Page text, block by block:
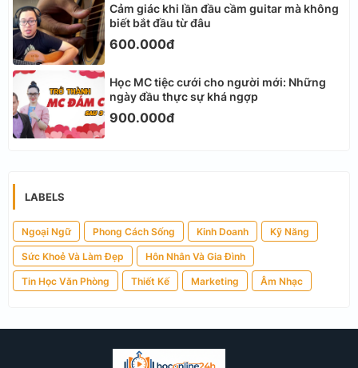
Cảm giác khi lần đầu cầm guitar mà không
biết bắt đầu từ đâu
600.000đ
Học MC tiệc cưới cho người mới: Những
ngày đầu thực sự khá ngợp
900.000đ
LABELS
Ngoại Ngữ Phong Cách Sống Kinh Doanh Kỹ Năng
Sức Khoẻ Và Làm Đẹp Hôn Nhân Và Gia Đình
Tin Học Văn Phòng Thiết Kế Marketing Âm Nhạc